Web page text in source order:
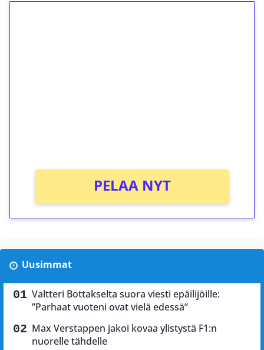
PELAA NYT
Uusimmat
Valtteri Bottakselta suora viesti epäilijöille:
”Parhaat vuoteni ovat vielä edessä”
Max Verstappen jakoi kovaa ylistystä F1:n
nuorelle tähdelle